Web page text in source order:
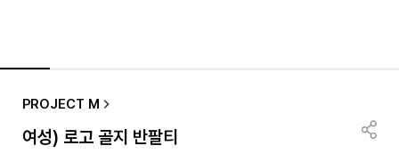
PROJECT M
여성) 로고 골지 반팔티